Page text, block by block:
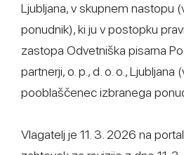
Ljubljana, v skupnem nastopu
ponudnik), ki ju v postopku
zastopa Odvetniška pisarna
partnerji, o. p., d. o. o., Ljubljana
pooblaščenec izbranega
Vlagatelj je 11. 3. 2026 na